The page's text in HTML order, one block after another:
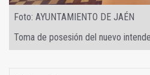
Foto: AYUNTAMIENTO DE JAÉN
Toma de posesión del nuevo